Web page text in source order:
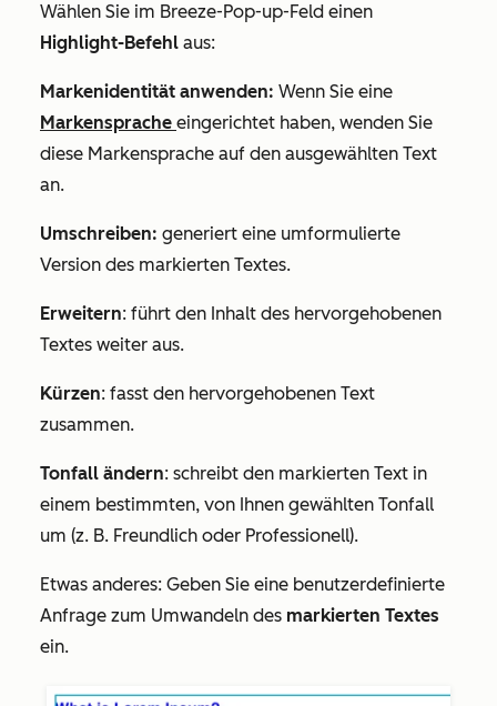
Wählen Sie im Breeze-Pop-up-Feld einen
Highlight-Befehl aus:
Markenidentität anwenden: Wenn Sie eine
Markensprache eingerichtet haben, wenden Sie
diese Markensprache auf den ausgewählten Text
an.
Umschreiben: generiert eine umformulierte
Version des markierten Textes.
Erweitern: führt den Inhalt des hervorgehobenen
Textes weiter aus.
Kürzen: fasst den hervorgehobenen Text
zusammen.
Tonfall ändern: schreibt den markierten Text in
einem bestimmten, von Ihnen gewählten Tonfall
um (z. B. Freundlich oder Professionell).
Etwas anderes: Geben Sie eine benutzerdefinierte
Anfrage zum Umwandeln des markierten Textes
ein.